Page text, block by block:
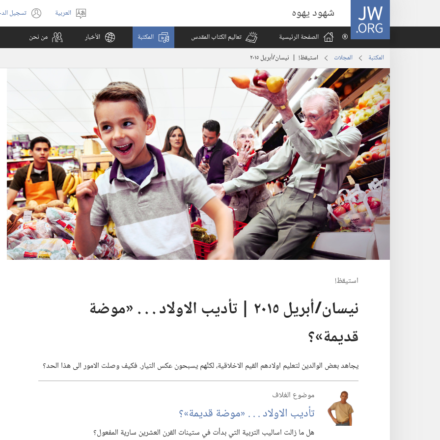
JW.ORG شهود يهوه
اختر
اللغة
العربية تسجيل(يفتح
نافذة
الصفحة الرئيسية
تعاليم الكتاب المقدس المكتبة الأخبار من نحن
المكتبة المجلات استيقظ‏!‏ | ‏‎نيسان/أبريل‏ ‏‎٢٠١٥‏
استيقظ‏!‏
‏‎نيسان/أبريل‏ ‏‎٢٠١٥‏ | تأديب الاولاد .‏ .‏ .‏ «موضة
قديمة»؟‏
يجاهد بعض الوالدين لتعليم اولادهم القيم الاخلاقية،‏ لكنَّهم يسبحون عكس التيار.‏ فكيف وصلت الامور الى هذا الحد؟‏
موضوع الغلاف
تأديب الاولاد .‏ .‏ .‏ «موضة قديمة»؟‏
هل ما زالت اساليب التربية التي بدأت في ستينات القرن العشرين سارية المفعول؟‏